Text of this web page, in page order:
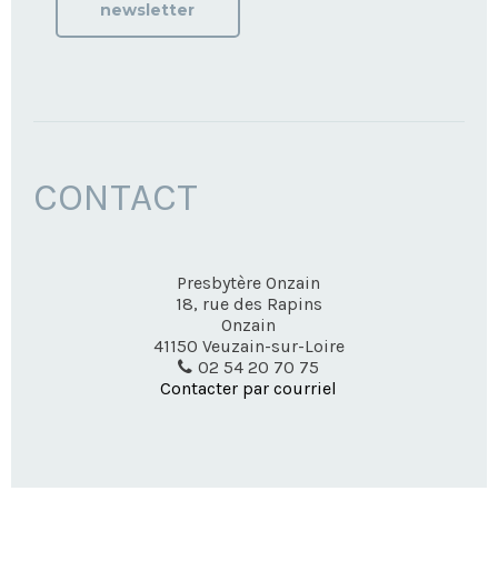
newsletter
CONTACT
Presbytère Onzain
18, rue des Rapins
Onzain
41150 Veuzain-sur-Loire
02 54 20 70 75
Contacter par courriel